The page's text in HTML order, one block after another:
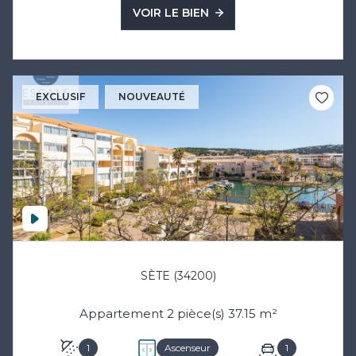
VOIR LE BIEN
EXCLUSIF NOUVEAUTÉ
SÈTE (34200)
Appartement 2 pièce(s) 37.15 m²
1 Ascenseur 1